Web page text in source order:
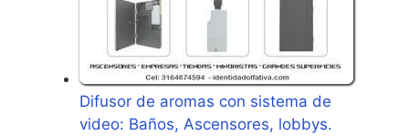
Difusor de aromas con sistema de
video: Baños, Ascensores, lobbys.